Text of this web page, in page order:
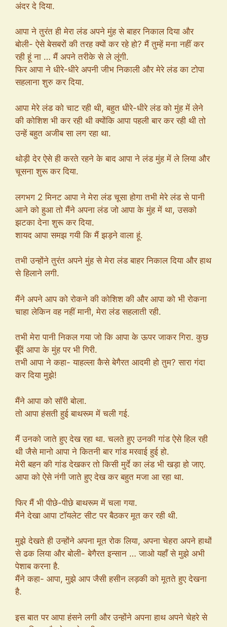
अंदर दे दिया.
आपा ने तुरंत ही मेरा लंड अपने मुंह से बाहर निकाल दिया और
बोली- ऐसे बेसबरों की तरह क्यों कर रहे हो? मैं तुम्हें मना नहीं कर
रही हूं ना … मैं अपने तरीके से ले लूंगी.
फिर आपा ने धीरे-धीरे अपनी जीभ निकाली और मेरे लंड का टोपा
सहलाना शुरु कर दिया.
आपा मेरे लंड को चाट रही थी, बहुत धीरे-धीरे लंड को मुंह में लेने
की कोशिश भी कर रही थी क्योंकि आपा पहली बार कर रही थी तो
उन्हें बहुत अजीब सा लग रहा था.
थोड़ी देर ऐसे ही करते रहने के बाद आपा ने लंड मुंह में ले लिया और
चूसना शुरू कर दिया.
लगभग 2 मिनट आपा ने मेरा लंड चूसा होगा तभी मेरे लंड से पानी
आने को हुआ तो मैंने अपना लंड जो आपा के मुंह में था, उसको
झटका देना शुरू कर दिया.
शायद आपा समझ गयी कि मैं झड़ने वाला हूं.
तभी उन्होंने तुरंत अपने मुंह से मेरा लंड बाहर निकाल दिया और हाथ
से हिलाने लगी.
मैंने अपने आप को रोकने की कोशिश की और आपा को भी रोकना
चाहा लेकिन वह नहीं मानी, मेरा लंड सहलाती रही.
तभी मेरा पानी निकल गया जो कि आपा के ऊपर जाकर गिरा. कुछ
बूँदें आपा के मुंह पर भी गिरी.
तभी आपा ने कहा- याहल्ला कैसे बेगैरत आदमी हो तुम? सारा गंदा
कर दिया मुझे!
मैंने आपा को सॉरी बोला.
तो आपा हंसती हुई बाथरूम में चली गई.
मैं उनको जाते हुए देख रहा था. चलते हुए उनकी गांड ऐसे हिल रही
थी जैसे मानो आपा ने कितनी बार गांड मरवाई हुई हो.
मेरी बहन की गांड देखकर तो किसी मुर्दे का लंड भी खड़ा हो जाए.
आपा को ऐसे नंगी जाते हुए देख कर बहुत मजा आ रहा था.
फिर मैं भी पीछे-पीछे बाथरूम में चला गया.
मैंने देखा आपा टॉयलेट सीट पर बैठकर मूत कर रही थी.
मुझे देखते ही उन्होंने अपना मूत रोक लिया, अपना चेहरा अपने हाथों
से ढक लिया और बोली- बेगैरत इन्सान … जाओ यहाँ से मुझे अभी
पेशाब करना है.
मैंने कहा- आपा, मुझे आप जैसी हसीन लड़की को मूतते हुए देखना
है.
इस बात पर आपा हंसने लगी और उन्होंने अपना हाथ अपने चेहरे से